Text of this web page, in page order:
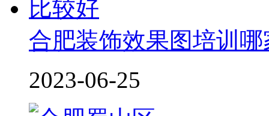
合肥装饰效果图培训
2023-06-25